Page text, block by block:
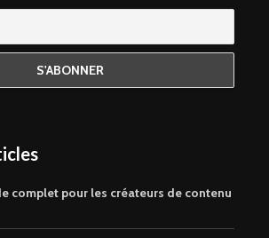
complet pour les créateurs de contenu